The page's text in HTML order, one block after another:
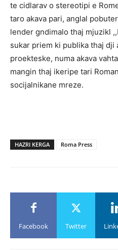
te cidlarav o stereotipi e
taro akava pari, anglal
lender gndimalo thaj mjuzikl
sukar priem ki publika thaj dji
proekteske, numa akava
mangin thaj ikeripe tari
socijalnikane mreze.
HAZRI KERGA Roma Press
Facebook Twitter